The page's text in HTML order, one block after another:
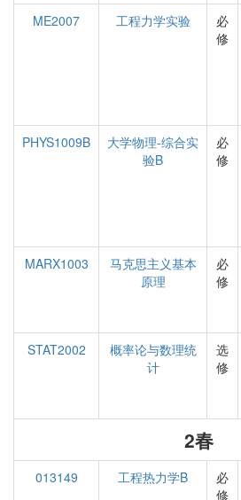
ME2007
工程力学实验
必
修
PHYS1009B
大学物理-综合实
验B
必
修
MARX1003
马克思主义基本
原理
必
修
STAT2002
概率论与数理统
计
选
修
2春
013149 工程热力学B
必
修